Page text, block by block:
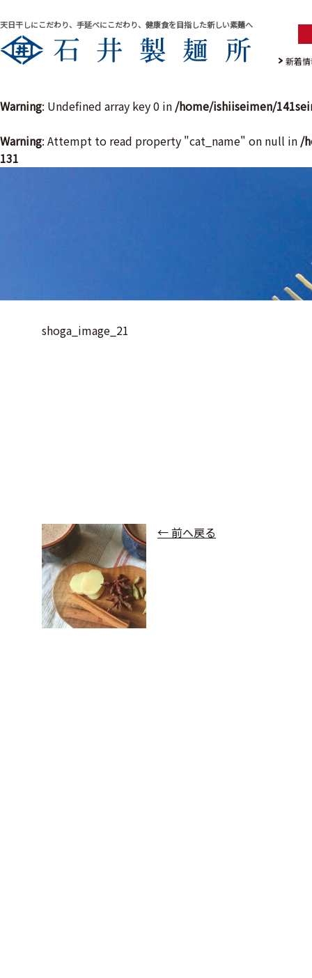
天日干しにこだわり、手延べにこだわり、健康食を目指した新しい素麺へ
新着
Warning: Undefined array key 0 in /home/ishiiseimen/
Warning: Attempt to read property "cat_name" on null in /
131
shoga_image_21
← 前へ戻る